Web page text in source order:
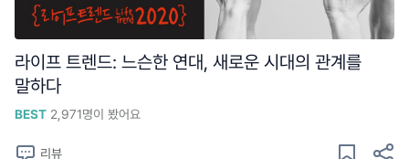
라이프 트렌드: 느슨한 연대, 새로운 시대의 관계를
말하다
BEST 2,971명이 봤어요
리뷰